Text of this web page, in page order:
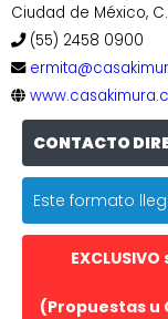
Ciudad de México,
(55) 2458 0900
CONTACTO
Este formato
(Propuestas